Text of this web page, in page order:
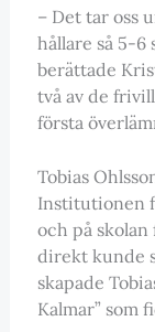
– Det tar oss
hållare så 5-6
berättade
två av de
första
Tobias
Institutionen
och på
direkt kunde
skapade
Kalmar” som